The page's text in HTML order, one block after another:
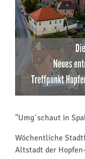
"Umg´schaut in
Wöchentliche
Altstadt der